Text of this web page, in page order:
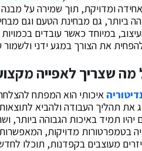
ומדויקת, תוך שמירה על
ביותר, גם מבחינת הטעם וגם
במיוחד כאשר עובדים
את הצורך במגע ידני ולשמור
מה שצריך לאפייה
איכותי הוא המפתח
את תהליך העבודה ולהביא
תמיד באיכות הגבוהה ביותר,
בטמפרטורות מדויקות,
מעוצבים בקפדנות, תוכלו